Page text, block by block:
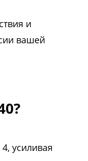
и
вашей
усиливая